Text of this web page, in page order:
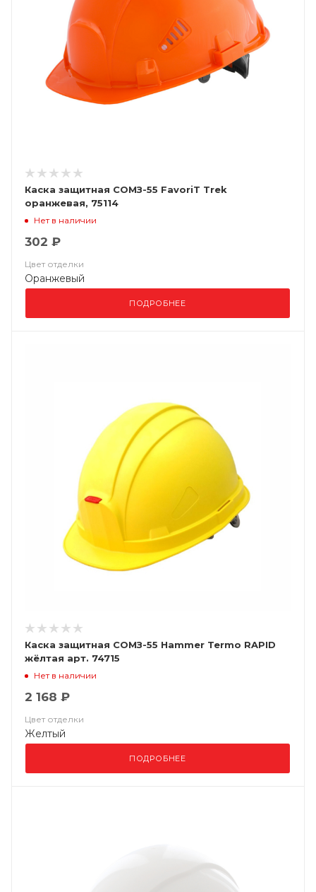
Каска защитная СОМЗ-55 FavoriT Trek
оранжевая, 75114
Нет в наличии
302 ₽
Цвет отделки
Оранжевый
ПОДРОБНЕЕ
Каска защитная СОМЗ-55 Hammer Termo RAPID
жёлтая арт. 74715
Нет в наличии
2 168 ₽
Цвет отделки
Желтый
ПОДРОБНЕЕ